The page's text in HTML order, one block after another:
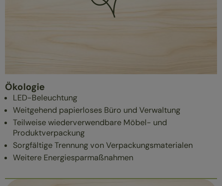
Ökologie
LED-Beleuchtung
Weitgehend papierloses Büro und Verwaltung
Teilweise wiederverwendbare Möbel- und
Produktverpackung
Sorgfältige Trennung von Verpackungsmaterialen
Weitere Energiesparmaßnahmen